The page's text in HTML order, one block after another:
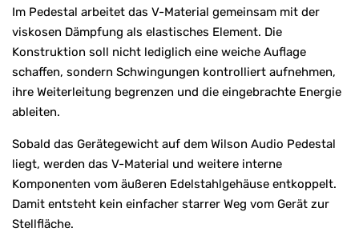
Im Pedestal arbeitet das V-Material gemeinsam mit der
viskosen Dämpfung als elastisches Element. Die
Konstruktion soll nicht lediglich eine weiche Auflage
schaffen, sondern Schwingungen kontrolliert aufnehmen,
ihre Weiterleitung begrenzen und die eingebrachte Energie
ableiten.
Sobald das Gerätegewicht auf dem Wilson Audio Pedestal
liegt, werden das V-Material und weitere interne
Komponenten vom äußeren Edelstahlgehäuse entkoppelt.
Damit entsteht kein einfacher starrer Weg vom Gerät zur
Stellfläche.